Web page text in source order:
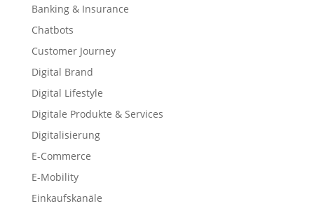
Banking & Insurance
Chatbots
Customer Journey
Digital Brand
Digital Lifestyle
Digitale Produkte & Services
Digitalisierung
E-Commerce
E-Mobility
Einkaufskanäle